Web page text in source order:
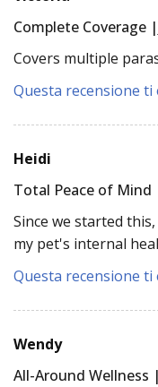
Complete Coverage |
Covers multiple
Questa recensione ti
Heidi
Total Peace of Mind
Since we started
my pet's internal
Questa recensione ti
Wendy
All-Around Wellness |